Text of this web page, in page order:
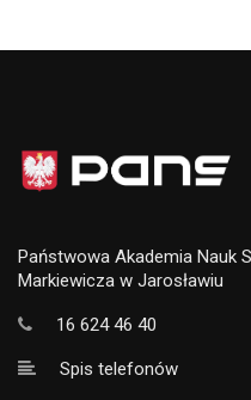
Państwowa Akademia Nauk
Markiewicza w Jarosławiu
16 624 46 40
Spis telefonów